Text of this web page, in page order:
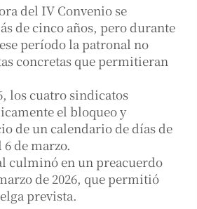
del IV Convenio se
de cinco años, pero durante
período la patronal no
concretas que permitieran
los cuatro sindicatos
el bloqueo y
de un calendario de días de
de marzo.
culminó en un preacuerdo
de 2026, que permitió
prevista.